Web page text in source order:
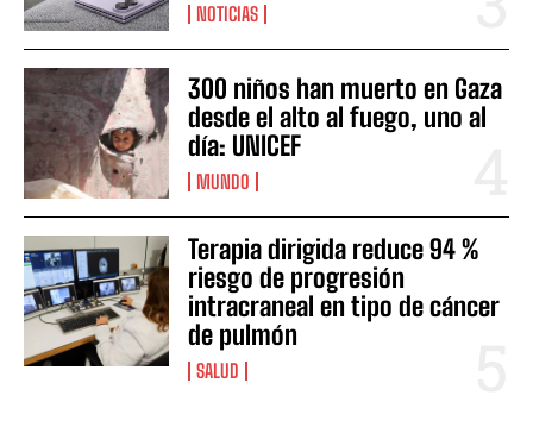
NOTICIAS
300 niños han muerto en Gaza
desde el alto al fuego, uno al
día: UNICEF
MUNDO
Terapia dirigida reduce 94 %
riesgo de progresión
intracraneal en tipo de cáncer
de pulmón
SALUD